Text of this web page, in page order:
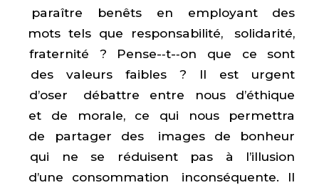
paraître benêts en employant des
mots tels que responsabilité, solidarité,
fraternité ? Pense-­‐t-­‐on que ce sont
des valeurs faibles ? Il est urgent
d’oser débattre entre nous d’éthique
et de morale, ce qui nous permettra
de partager des images de bonheur
qui ne se réduisent pas à l’illusion
d’une consommation inconséquente. Il